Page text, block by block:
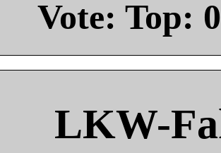
Vote: Top: 0
LKW-